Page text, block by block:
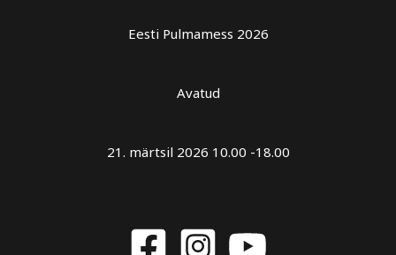
Eesti Pulmamess 2026
Avatud
21. märtsil 2026 10.00 -18.00